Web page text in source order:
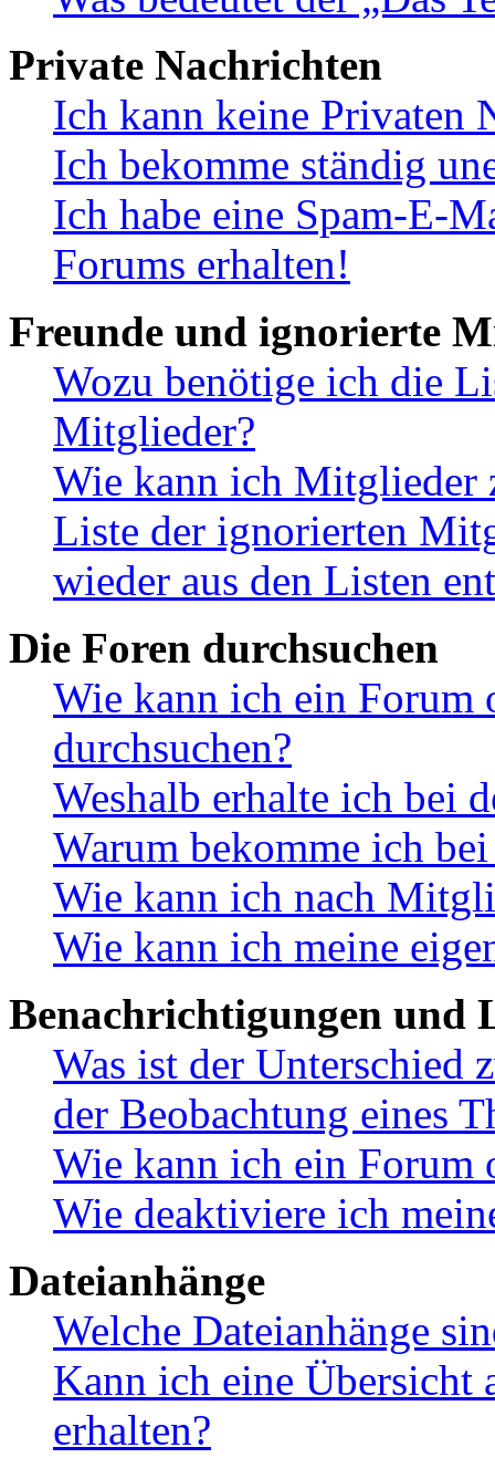
Private Nachrichten
Ich kann keine Privaten
Ich bekomme ständig
Ich habe eine Spam-E-
Forums erhalten!
Freunde und ignorierte
Wozu benötige ich die
Mitglieder?
Wie kann ich Mitglieder
Liste der ignorierten
wieder aus den Listen
Die Foren durchsuchen
Wie kann ich ein Forum
durchsuchen?
Weshalb erhalte ich bei
Warum bekomme ich
Wie kann ich nach
Wie kann ich meine
Benachrichtigungen und
Was ist der Unterschied
der Beobachtung eines
Wie kann ich ein Forum
Wie deaktiviere ich
Dateianhänge
Welche Dateianhänge
Kann ich eine Übersicht
erhalten?